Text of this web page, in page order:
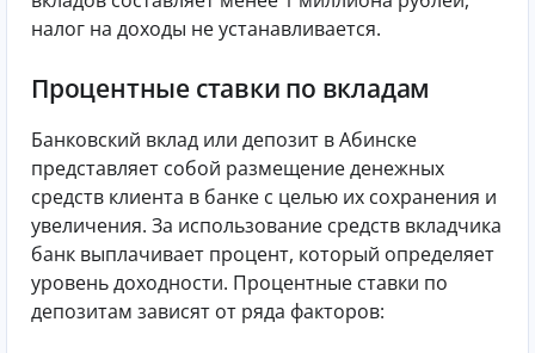
налог на доходы не устанавливается.
Процентные ставки по вкладам
Банковский вклад или депозит в Абинске
представляет собой размещение денежных
средств клиента в банке с целью их сохранения и
увеличения. За использование средств вкладчика
банк выплачивает процент, который определяет
уровень доходности. Процентные ставки по
депозитам зависят от ряда факторов: